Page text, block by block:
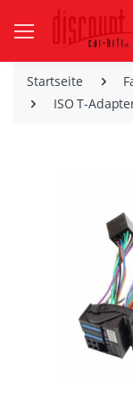
Startseite
ISO T-